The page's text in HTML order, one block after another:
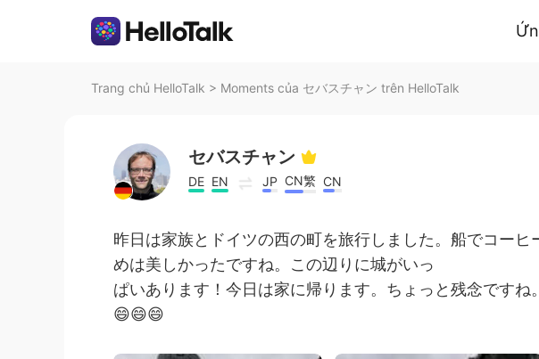
Trang chủ HelloTalk > Moments của セバスチャン trên HelloTalk
セバスチャン
DE EN JP CN繁 CN
昨日は家族とドイツの西の町を旅行しました。船でコー
めは美しかったですね。この辺りに城がいっ
ぱいあります！今日は家に帰ります。ちょっと残念ですね
😄😄😄